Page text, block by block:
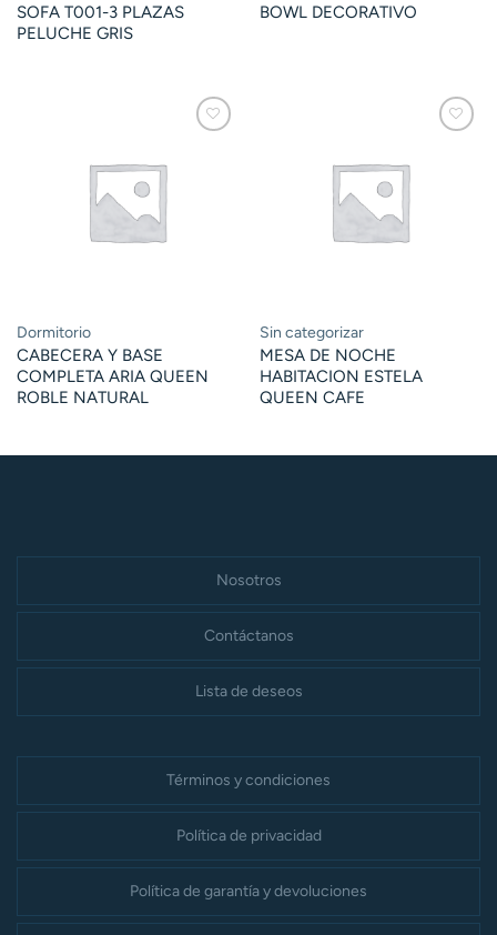
SOFA T001-3 PLAZAS
PELUCHE GRIS
BOWL DECORATIVO
Dormitorio
CABECERA Y BASE
COMPLETA ARIA QUEEN
ROBLE NATURAL
Sin categorizar
MESA DE NOCHE
HABITACION ESTELA
QUEEN CAFE
Nosotros
Contáctanos
Lista de deseos
Términos y condiciones
Política de privacidad
Política de garantía y devoluciones